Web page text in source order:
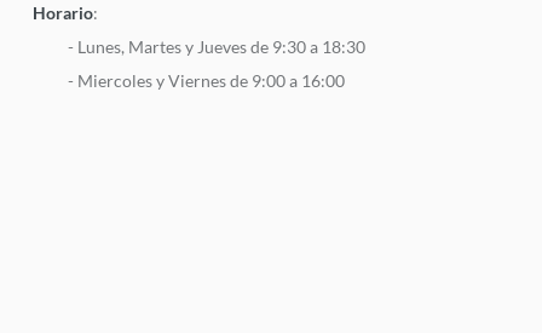
Horario:
- Lunes, Martes y Jueves de 9:30 a 18:30
- Miercoles y Viernes de 9:00 a 16:00